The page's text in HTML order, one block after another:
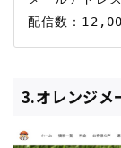
3.オレンジメ